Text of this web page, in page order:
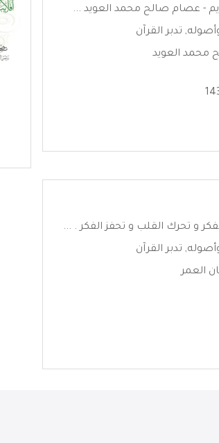
- عصام صالح محمد العويد ...
, تدبر القرآن
محمد العويد
و تحرك القلب و تحفز الفكر . ...
, تدبر القرآن
العمر